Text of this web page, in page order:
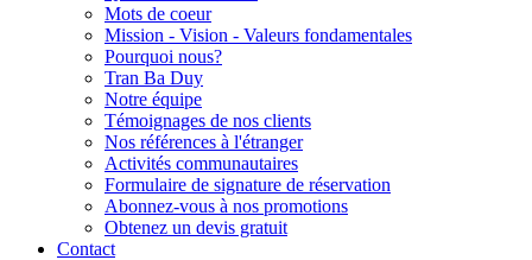
Mots de coeur
Mission - Vision - Valeurs fondamentales
Pourquoi nous?
Tran Ba Duy
Notre équipe
Témoignages de nos clients
Nos références à l'étranger
Activités communautaires
Formulaire de signature de réservation
Abonnez-vous à nos promotions
Obtenez un devis gratuit
Contact